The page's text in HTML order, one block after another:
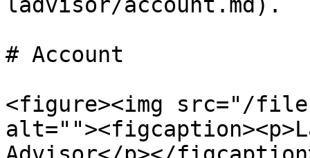
# Account
<figure><img src="/